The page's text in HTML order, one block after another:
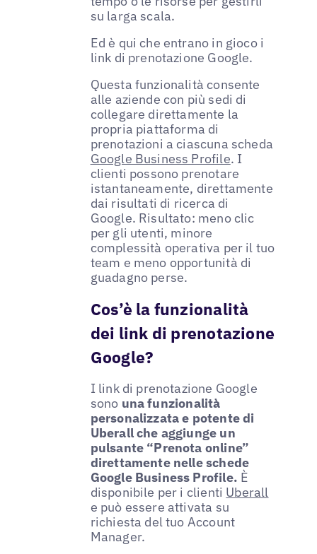
su larga scala.
Ed è qui che entrano in gioco i
link di prenotazione Google.
Questa funzionalità consente
alle aziende con più sedi di
collegare direttamente la
propria piattaforma di
prenotazioni a ciascuna scheda
Google Business Profile. I
clienti possono prenotare
istantaneamente, direttamente
dai risultati di ricerca di
Google. Risultato: meno clic
per gli utenti, minore
complessità operativa per il tuo
team e meno opportunità di
guadagno perse.
Cos’è la funzionalità
dei link di prenotazione
Google?
I link di prenotazione Google
sono una funzionalità
personalizzata e potente di
Uberall che aggiunge un
pulsante “Prenota online”
direttamente nelle schede
Google Business Profile. È
disponibile per i clienti Uberall
e può essere attivata su
richiesta del tuo Account
Manager.